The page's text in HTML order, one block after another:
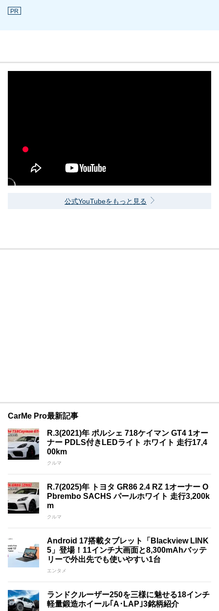
PR
公式YouTubeをもっと見る
CarMe Pro最新記事
R.3(2021)年 ポルシェ 718ケイマン GT4 1オー
ナー PDLS付きLEDライト ホワイト 走行17,4
00km
クルマ
R.7(2025)年 トヨタ GR86 2.4 RZ 1オーナー O
Pbrembo SACHS パールホワイト 走行3,200k
m
クルマ
Android 17搭載タブレット「Blackview LINK
5」登場！11インチ大画面と8,300mAhバッテ
リーで外出先でも使いやすい1台
エンタメ
ランドクルーザー250を三様に魅せる18インチ
軽量鍛造ホイール｢A･LAP｣3銘柄紹介